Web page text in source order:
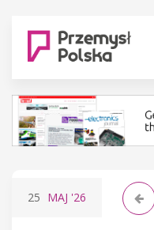
25 MAJ '26